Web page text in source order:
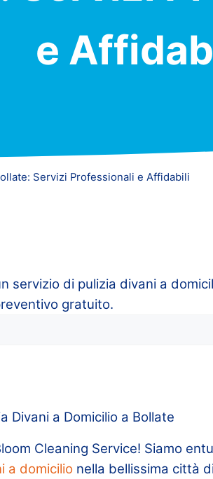
e
Servizi Professionali e Affidabili
servizio di pulizia divani a
gratuito.
Divani a Domicilio a Bollate
Cleaning Service! Siamo
a domicilio nella bellissima città